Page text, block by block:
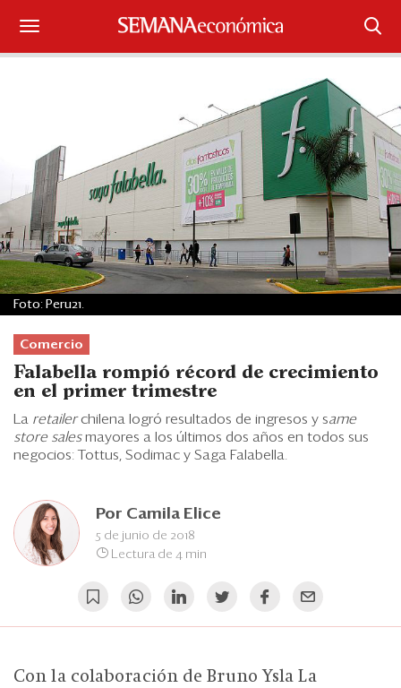
Portada
¿Qué está pasando?
Sectores y Empresas
Management
Economía y Finanzas
Eventos
Blogs
Edición Impresa
Comercio
Falabella rompió récord de crecimiento
en el primer trimestre
La retailerchilena logró resultados de ingresos y same
store salesmayores a los últimos dos años en todos sus
negocios: Tottus, Sodimac y Saga Falabella.
Por Camila Elice
5 de junio de 2018
Lectura de 4 min
Foto: Peru21.
Con la colaboración de Bruno Ysla La